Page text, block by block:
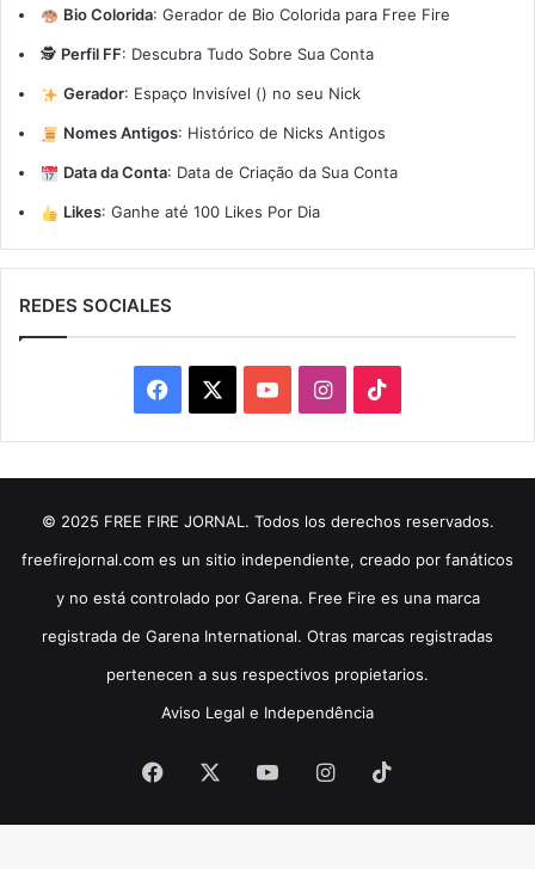
Bio Colorida: Gerador de Bio Colorida para Free Fire
🕵️ Perfil FF: Descubra Tudo Sobre Sua Conta
Gerador: Espaço Invisível (ㅤ) no seu Nick
Nomes Antigos: Histórico de Nicks Antigos
Data da Conta: Data de Criação da Sua Conta
Likes: Ganhe até 100 Likes Por Dia
REDES SOCIALES
Facebook YouTubeInstagram
© 2025 FREE FIRE JORNAL. Todos los derechos reservados.
freefirejornal.com es un sitio independiente, creado por fanáticos
y no está controlado por Garena. Free Fire es una marca
registrada de Garena International. Otras marcas registradas
pertenecen a sus respectivos propietarios.
Aviso Legal e Independência
Facebook YouTubeInstagram